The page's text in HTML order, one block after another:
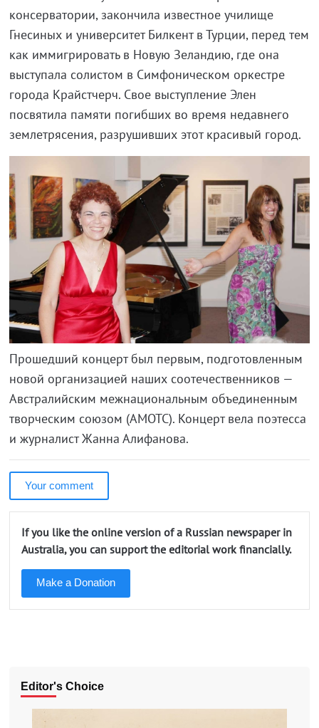
консерватории, закончила известное училище
Гнесиных и университет Билкент в Турции, перед тем
как иммигрировать в Новую Зеландию, где она
выступала солистом в Симфоническом оркестре
города Крайстчерч. Свое выступление Элен
посвятила памяти погибших во время недавнего
землетрясения, разрушивших этот красивый город.
Прошедший концерт был первым, подготовленным
новой организацией наших соотечественников —
Австралийским межнациональным объединенным
творческим союзом (АМОТС). Концерт вела поэтесса
и журналист Жанна Алифанова.
Your comment
If you like the online version of a Russian newspaper in
Australia, you can support the editorial work financially.
Make a Donation
Editor's Choice